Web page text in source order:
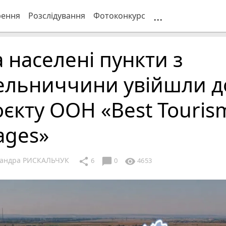
Розслідування Фотоконкурс ...
пункти з
увійшли
ООН «Best
РИСКАЛЬЧУК share 6 chat_bubble 0 visibility 4653